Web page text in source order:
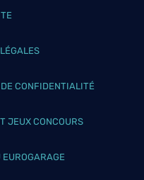
CONFIDENTIALITÉ
JEUX CONCOURS
EUROGARAGE